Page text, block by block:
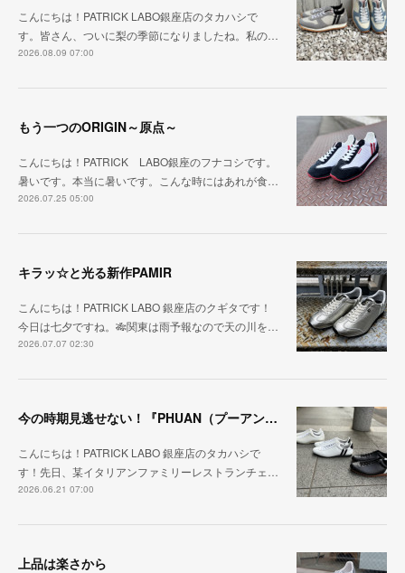
こんにちは！PATRICK LABO銀座店のタカハシで
す。皆さん、ついに梨の季節になりましたね。私の…
2026.08.09 07:00
もう一つのORIGIN～原点～
こんにちは！PATRICK LABO銀座のフナコシです。
暑いです。本当に暑いです。こんな時にはあれが食…
2026.07.25 05:00
キラッ☆と光る新作PAMIR
こんにちは！PATRICK LABO 銀座店のクギタです！
今日は七夕ですね。🎋関東は雨予報なので天の川を…
2026.07.07 02:30
今の時期見逃せない！『PHUAN（プーアン）』
こんにちは！PATRICK LABO 銀座店のタカハシで
す！先日、某イタリアンファミリーレストランチェ…
2026.06.21 07:00
上品は楽さから